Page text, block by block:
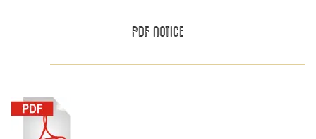
PDF NOTICE